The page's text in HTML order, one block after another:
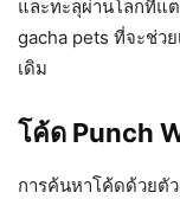
และทะลุผ่านโลกที่แ
gacha pets ที่จะช่ว
เดิม
โค้ด Punch
การค้นหาโค้ดด้วยตัว